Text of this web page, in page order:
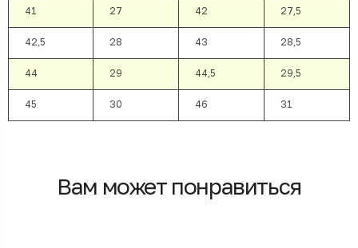
41 27 42 27,5
42,5 28 43 28,5
44 29 44,5 29,5
45 30 46 31
Вам может понравиться